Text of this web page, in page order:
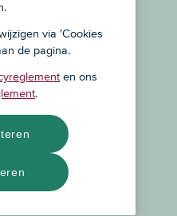
via 'Cookies
de pagina.
en ons
.